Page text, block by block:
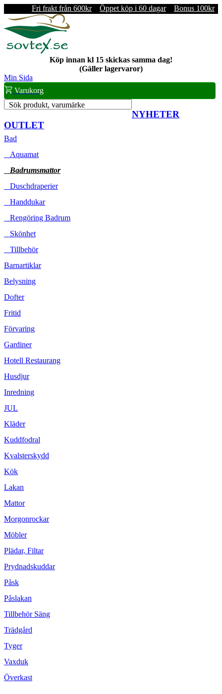
Fri frakt från 600kr Öppet köp i 60 dagar Bonus 100kr
Köp innan kl 15 skickas samma dag!
(Gäller lagervaror)
Min Sida
Varukorg
Sök produkt, varumärke
NYHETER
OUTLET
Bad
Aquamat
Badrumsmattor
Duschdraperier
Handdukar
Rengöring Badrum
Skönhet
Tillbehör
Barnartiklar
Belysning
Dofter
Fritid
Förvaring
Gardiner
Hotell Restaurang
Husdjur
Inredning
JUL
Kläder
Kuddfodral
Kvalsterskydd
Kök
Lakan
Mattor
Morgonrockar
Möbler
Plädar, Filtar
Prydnadskuddar
Påsk
Påslakan
Tillbehör Säng
Trädgård
Tyger
Vaxduk
Överkast